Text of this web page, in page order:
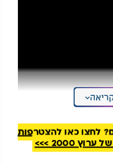
לחצו כאן להצטרפות
2000 >>>